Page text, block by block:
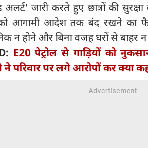
जारी करते हुए छात्रों की
आगामी आदेश तक बंद रखने का
न होने और बिना वजह घरों से बाहर
E20 पेट्रोल से गाड़ियों को
ने परिवार पर लगे आरोपों कर क्या